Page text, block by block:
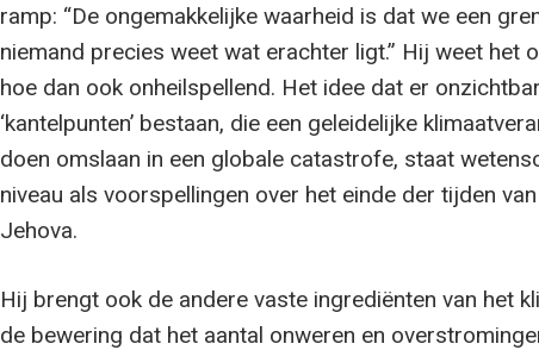
ramp: “De ongemakkelijke waarheid is dat we een
niemand precies weet wat erachter ligt.” Hij weet het
hoe dan ook onheilspellend. Het idee dat er
‘kantelpunten’ bestaan, die een geleidelijke
doen omslaan in een globale catastrofe, staat
niveau als voorspellingen over het einde der tijden
Jehova.
Hij brengt ook de andere vaste ingrediënten van het
de bewering dat het aantal onweren en